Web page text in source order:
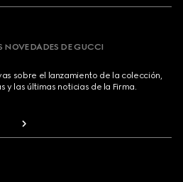
NOVEDADES DE GUCCI
sobre el lanzamiento de la colección,
y las últimas noticias de la Firma.